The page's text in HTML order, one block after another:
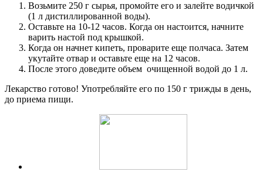
Возьмите 250 г сырья, промойте его и залейте водичкой
(1 л дистиллированной воды).
Оставьте на 10-12 часов. Когда он настоится, начните
варить настой под крышкой.
Когда он начнет кипеть, проварите еще полчаса. Затем
укутайте отвар и оставьте еще на 12 часов.
После этого доведите объем очищенной водой до 1 л.
Лекарство готово! Употребляйте его по 150 г трижды в день,
до приема пищи.